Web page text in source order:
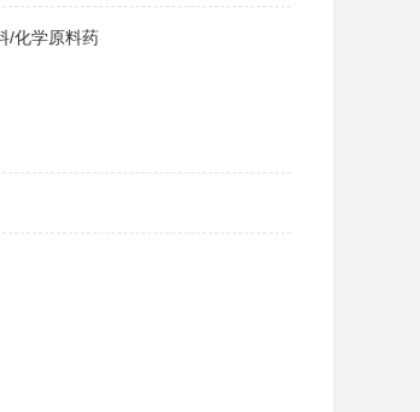
/化学原料药